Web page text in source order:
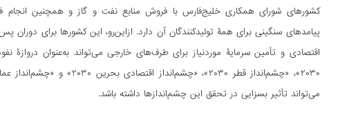
کشورهای شورای همکاری خلیج‌فارس با فروش منابع نفت و گاز و همچنین انجام
پیامدهای سنگینی برای همۀ تولیدکنندگان آن دارد. ازاین‌رو، این کشورها برای
اقتصادی و تأمین سرمایۀ موردنیاز برای طرف‌های خارجی می‌تواند به‌عنوان
می‌تواند تأثیر بسزایی در تحقق این چشم‌اندازها داشته باشد.